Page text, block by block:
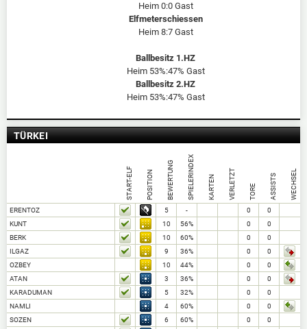
Heim 0:0 Gast
Elfmeterschiessen
Heim 8:7 Gast
Ballbesitz 1.HZ
Heim 53%:47% Gast
Ballbesitz 2.HZ
Heim 53%:47% Gast
TÜRKEI
START-ELF POSITION BEWERTUNG SPIELERINDEX KARTEN VERLETZT TORE ASSISTS WECHSEL
ERENTOZ 5 - 0
0
KUNT
10 56% 0
0
BERK
10 60% 0
0
ILGAZ
9 36% 0
0
OZBEY
10 44% 0
0
ATAN
3 36% 0
0
KARADUMAN
5 32% 0
0
NAMLI
4 60% 0
0
SOZEN
6 60% 0
0